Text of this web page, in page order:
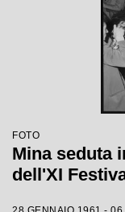
FOTO
Mina seduta
dell'XI